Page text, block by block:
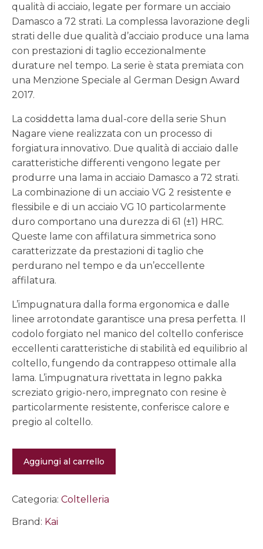
qualità di acciaio, legate per formare un acciaio
Damasco a 72 strati. La complessa lavorazione degli
strati delle due qualità d’acciaio produce una lama
con prestazioni di taglio eccezionalmente
durature nel tempo. La serie è stata premiata con
una Menzione Speciale al German Design Award
2017.
La cosiddetta lama dual-core della serie Shun
Nagare viene realizzata con un processo di
forgiatura innovativo. Due qualità di acciaio dalle
caratteristiche differenti vengono legate per
produrre una lama in acciaio Damasco a 72 strati.
La combinazione di un acciaio VG 2 resistente e
flessibile e di un acciaio VG 10 particolarmente
duro comportano una durezza di 61 (±1) HRC.
Queste lame con affilatura simmetrica sono
caratterizzate da prestazioni di taglio che
perdurano nel tempo e da un’eccellente
affilatura.
L’impugnatura dalla forma ergonomica e dalle
linee arrotondate garantisce una presa perfetta. Il
codolo forgiato nel manico del coltello conferisce
eccellenti caratteristiche di stabilità ed equilibrio al
coltello, fungendo da contrappeso ottimale alla
lama. L’impugnatura rivettata in legno pakka
screziato grigio-nero, impregnato con resine è
particolarmente resistente, conferisce calore e
pregio al coltello.
NDC706
Nagare
20
quantità
Aggiungi al carrello
Categoria: Coltelleria
Brand: Kai